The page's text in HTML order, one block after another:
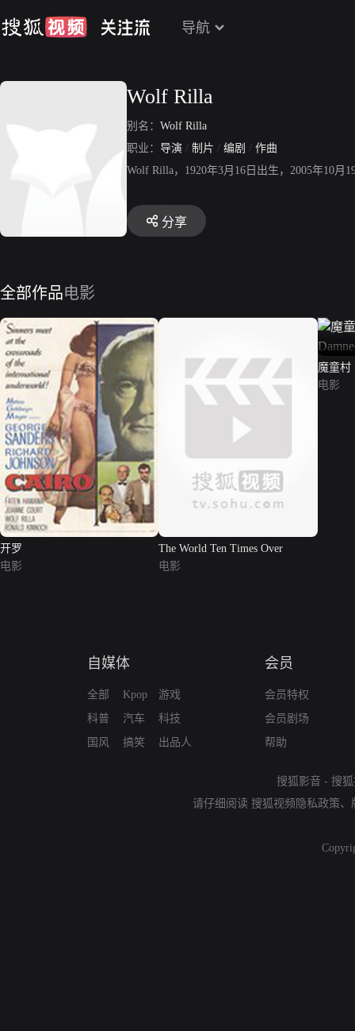
导航
Wolf Rilla
别名： Wolf Rilla
职业： 导演 / 制片 / 编剧 / 作曲
Wolf Rilla，1920年3月16日出生，2005年10
分享
全部作品电影
开罗
电影
The World Ten Times Over
电影
魔童村
电影
自媒体
全部
科普
国风
Kpop
汽车
搞笑
游戏
科技
出品人
会员
会员特权
会员剧场
帮助
搜狐影音 - 搜
请仔细阅读 搜狐视频隐私政策、